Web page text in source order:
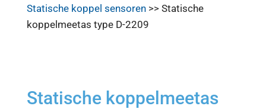
Statische koppel sensoren>> Statische
koppelmeetas type D-2209
Statische koppelmeetas